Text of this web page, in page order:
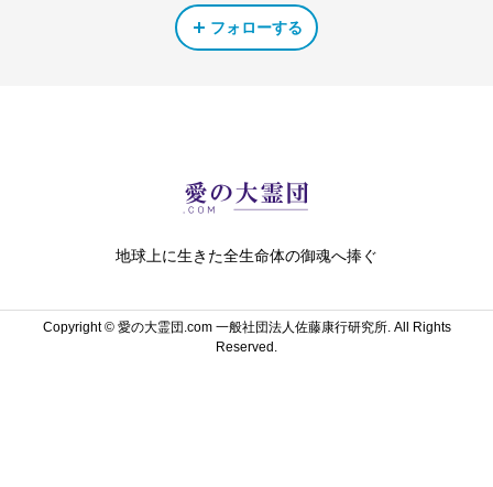
フォローする
地球上に生きた全生命体の御魂へ捧ぐ
Copyright ©愛の大霊団.com 一般社団法人佐藤康行研究所. All Rights
Reserved.